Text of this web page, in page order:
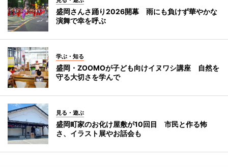
盛岡さんさ踊り2026開幕 雨にも負けず華やかな
演舞で幸を呼ぶ
学ぶ・知る
盛岡・ZOOMOが子ども向けイヌワシ講座 自然を
守る大切さを学んで
見る・遊ぶ
盛岡町家のお化け屋敷が10回目 市民と作る怖
さ、イラスト展やお話会も